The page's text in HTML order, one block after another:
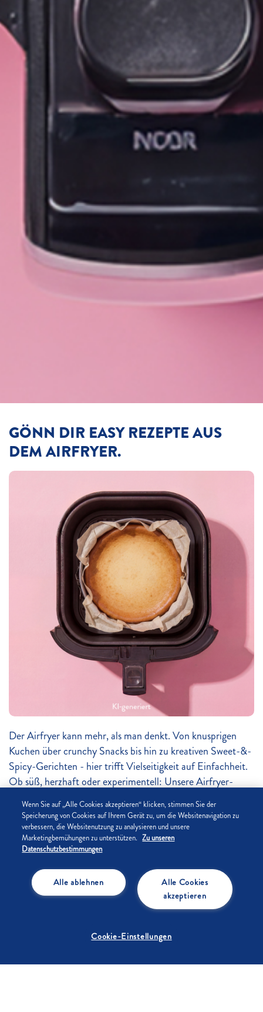
GÖNN DIR EASY REZEPTE AUS
DEM AIRFRYER.
Der Airfryer kann mehr, als man denkt. Von knusprigen
Kuchen über crunchy Snacks bis hin zu kreativen Sweet-&-
Spicy-Gerichten - hier trifft Vielseitigkeit auf Einfachheit.
Ob süß, herzhaft oder experimentell: Unsere Airfryer-
sein kann. Schnell, überraschen und voller Geschmack - für
alle, die das Maximum aus ihrer Heißluftfritteuse
herausholen wollen.
Airfryer Snacks
Bis zu 15 Min.
dem Airfryer
5/5
dem Airfryer
Wenn Sie auf „Alle Cookies akzeptieren“ klicken, stimmen Sie der
Speicherung von Cookies auf Ihrem Gerät zu, um die Websitenavigation zu
verbessern, die Websitenutzung zu analysieren und unsere
Marketingbemühungen zu unterstützen. Zu unseren
Datenschutzbestimmungen
Alle Cookies
akzeptieren
Alle ablehnen
Cookie-Einstellungen